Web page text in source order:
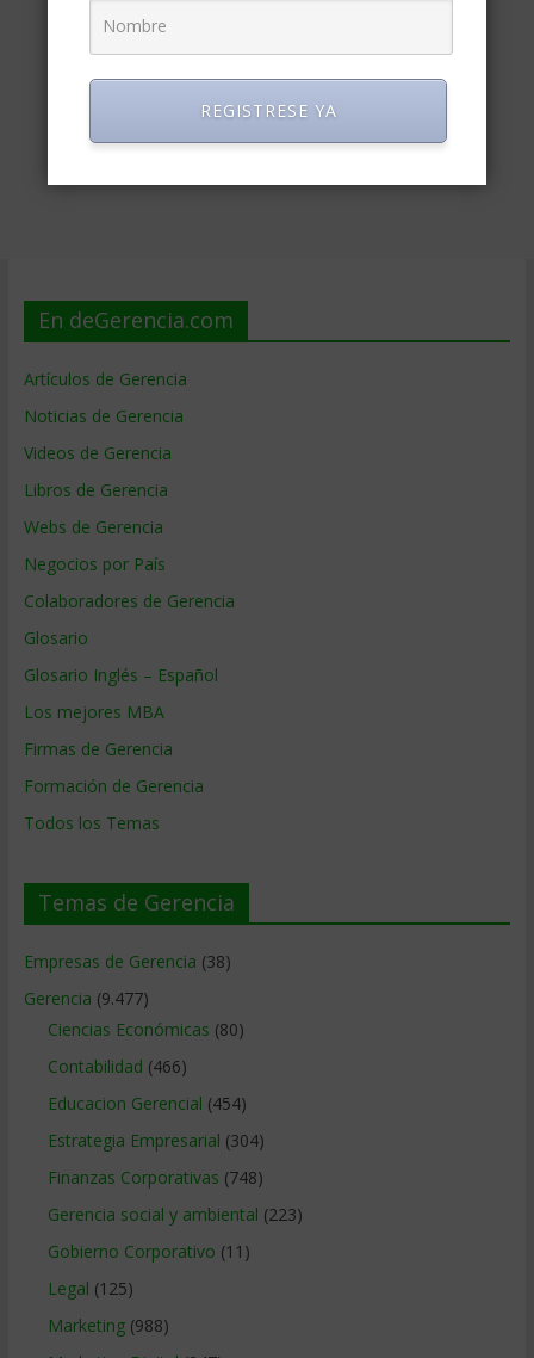
En deGerencia.com
Artículos de Gerencia
Noticias de Gerencia
Videos de Gerencia
Libros de Gerencia
Webs de Gerencia
Negocios por País
Colaboradores de Gerencia
Glosario
Glosario Inglés – Español
Los mejores MBA
Firmas de Gerencia
Formación de Gerencia
Todos los Temas
Temas de Gerencia
Empresas de Gerencia (38)
Gerencia (9.477)
Ciencias Económicas (80)
Contabilidad (466)
Educacion Gerencial (454)
Estrategia Empresarial (304)
Finanzas Corporativas (748)
Gerencia social y ambiental (223)
Gobierno Corporativo (11)
Legal (125)
Marketing(988)
REGISTRESE YA